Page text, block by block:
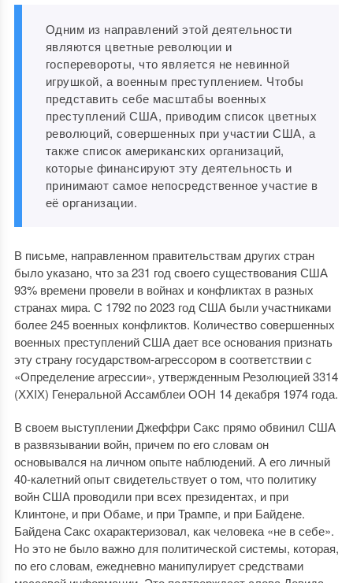
Одним из направлений этой деятельности
являются цветные революции и
госперевороты, что является не невинной
игрушкой, а военным преступлением. Чтобы
представить себе масштабы военных
преступлений США, приводим список цветных
революций, совершенных при участии США, а
также список американских организаций,
которые финансируют эту деятельность и
принимают самое непосредственное участие в
её организации.
В письме, направленном правительствам других стран
было указано, что за 231 год своего существования США
93% времени провели в войнах и конфликтах в разных
странах мира. С 1792 по 2023 год США были участниками
более 245 военных конфликтов. Количество совершенных
военных преступлений США дает все основания признать
эту страну государством-агрессором в соответствии с
«Определение агрессии», утвержденным Резолюцией 3314
(ХХIХ) Генеральной Ассамблеи ООН 14 декабря 1974 года.
В своем выступлении Джеффри Сакс прямо обвинил США
в развязывании войн, причем по его словам он
основывался на личном опыте наблюдений. А его личный
40-калетний опыт свидетельствует о том, что политику
войн США проводили при всех президентах, и при
Клинтоне, и при Обаме, и при Трампе, и при Байдене.
Байдена Сакс охарактеризовал, как человека «не в себе».
Но это не было важно для политической системы, которая,
по его словам, ежедневно манипулирует средствами